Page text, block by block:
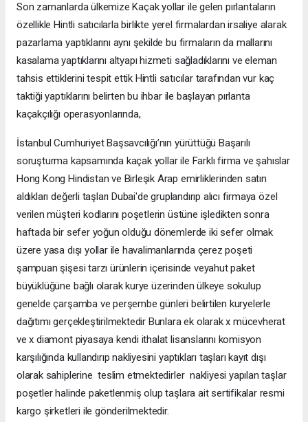
Son zamanlarda ülkemize Kaçak yollar ile gelen pırlantaların
özellikle Hintli satıcılarla birlikte yerel firmalardan irsaliye alarak
pazarlama yaptıklarını aynı şekilde bu firmaların da mallarını
kasalama yaptıklarını altyapı hizmeti sağladıklarını ve eleman
tahsis ettiklerini tespit ettik Hintli satıcılar tarafından vur kaç
taktiği yaptıklarını belirten bu ihbar ile başlayan pırlanta
kaçakçılığı operasyonlarında,
İstanbul Cumhuriyet Başsavcılığı’nın yürüttüğü Başarılı
soruşturma kapsamında kaçak yollar ile Farklı firma ve şahıslar
Hong Kong Hindistan ve Birleşik Arap emirliklerinden satın
aldıkları değerli taşları Dubai'de gruplandırıp alıcı firmaya özel
verilen müşteri kodlarını poşetlerin üstüne işledikten sonra
haftada bir sefer yoğun olduğu dönemlerde iki sefer olmak
üzere yasa dışı yollar ile havalimanlarında çerez poşeti
şampuan şişesi tarzı ürünlerin içerisinde veyahut paket
büyüklüğüne bağlı olarak kurye üzerinden ülkeye sokulup
genelde çarşamba ve perşembe günleri belirtilen kuryelerle
dağıtımı gerçekleştirilmektedir Bunlara ek olarak x mücevherat
ve x diamont piyasaya kendi ithalat lisanslarını komisyon
karşılığında kullandırıp nakliyesini yaptıkları taşları kayıt dışı
olarak sahiplerine teslim etmektedirler nakliyesi yapılan taşlar
poşetler halinde paketlenmiş olup taşlara ait sertifikalar resmi
kargo şirketleri ile gönderilmektedir.